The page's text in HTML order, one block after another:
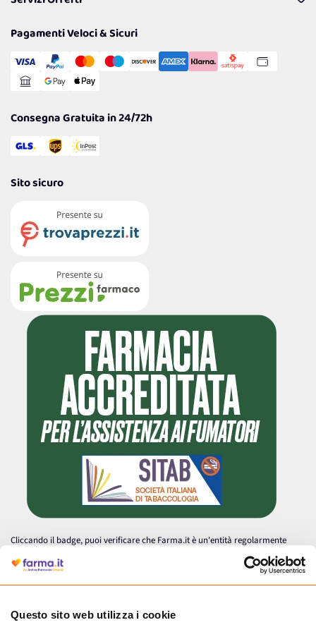
Questo sito web utilizza i cookie
Politiche per la parità di genere
Resi
Cookie Policy
Gestisci Cookie
Reso Facile e Veloce
Pagamenti Veloci & Sicuri
Consegna Gratuita in 24/72h
Sito sicuro
Cliccando il badge, puoi verificare che Farma.it è un'entità regolarmente
autorizzata dal Ministero della Salute a effettuare la vendita online di
medicinali.